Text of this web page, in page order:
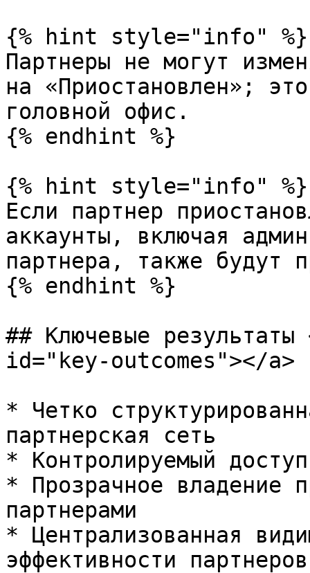
{% hint style="info" %}
Партнеры не могут
на «Приостановлен»;
головной офис.
{% endhint %}
{% hint style="info" %}
Если партнер
аккаунты, включая
партнера, также будут
{% endhint %}
## Ключевые
id="key-outcomes"></a>
* Четко
партнерская сеть
* Контролируемый
* Прозрачное владение
партнерами
* Централизованная
эффективности партнеров